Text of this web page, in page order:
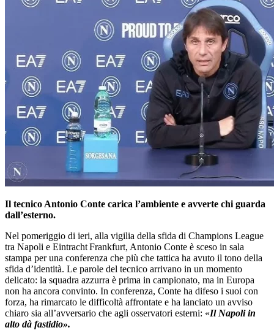
Il tecnico Antonio Conte carica l’ambiente e avverte chi guarda
dall’esterno.
Nel pomeriggio di ieri, alla vigilia della sfida di Champions League
tra Napoli e Eintracht Frankfurt, Antonio Conte è sceso in sala
stampa per una conferenza che più che tattica ha avuto il tono della
sfida d’identità. Le parole del tecnico arrivano in un momento
delicato: la squadra azzurra è prima in campionato, ma in Europa
non ha ancora convinto. In conferenza, Conte ha difeso i suoi con
forza, ha rimarcato le difficoltà affrontate e ha lanciato un avviso
chiaro sia all’avversario che agli osservatori esterni: «Il Napoli in
alto dà fastidio».